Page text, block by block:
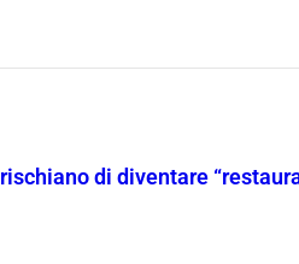
di diventare